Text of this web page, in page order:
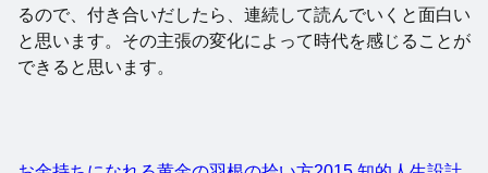
るので、付き合いだしたら、連続して読んでいくと面白い
と思います。その主張の変化によって時代を感じることが
できると思います。